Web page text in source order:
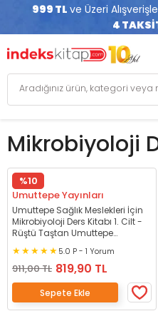
999 TL ve Üzeri
4
Mikrobiyoloji
%10
Umuttepe Yayınları
Umuttepe Sağlık Meslekleri İçin
Mikrobiyoloji Ders Kitabı 1. Cilt -
Rüştü Taştan Umuttepe
5.0 P - 1 Yorum
911,00 TL 819,90 TL
Sepete Ekle